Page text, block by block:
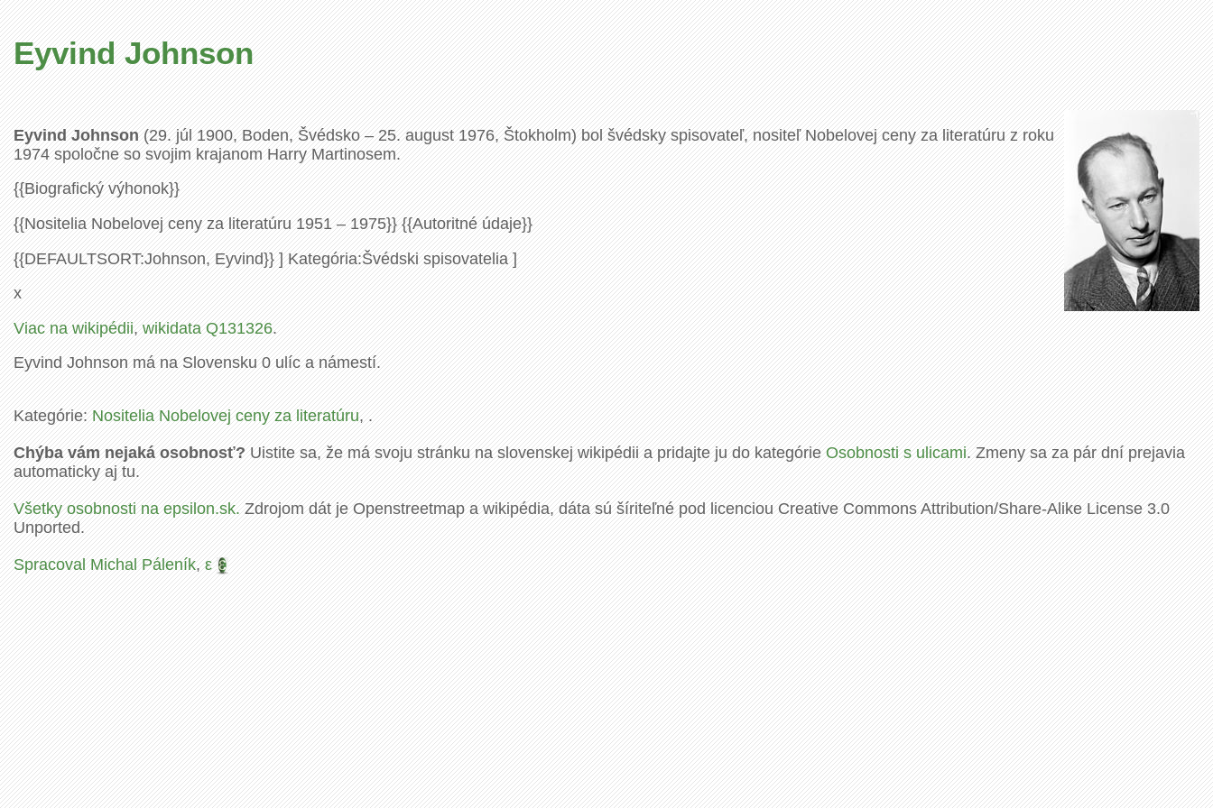
Eyvind Johnson
Eyvind Johnson(29. júl 1900, Boden, Švédsko – 25. august 1976, Štokholm) bol švédsky spisovateľ, nositeľ Nobelovej ceny za literatúru z roku
1974 spoločne so svojim krajanom Harry Martinosem.
{{Biografický výhonok}}
{{Nositelia Nobelovej ceny za literatúru 1951 – 1975}} {{Autoritné údaje}}
{{DEFAULTSORT:Johnson, Eyvind}} ] Kategória:Švédski spisovatelia ]
x
Viac na wikipédii,wikidata Q131326.
Eyvind Johnson má na Slovensku 0 ulíc a námestí.
Kategórie:Nositelia Nobelovej ceny za literatúru, .
Chýba vám nejaká osobnosť?Uistite sa, že má svoju stránku na slovenskej wikipédii a pridajte ju do kategórieOsobnosti s ulicami. Zmeny sa za pár dní prejavia
automaticky aj tu.
Všetky osobnosti na epsilon.sk.Zdrojom dát je Openstreetmap a wikipédia, dáta sú šíriteľné pod licenciou Creative Commons Attribution/Share-Alike License 3.0
Unported.
Spracoval Michal Páleník,ε